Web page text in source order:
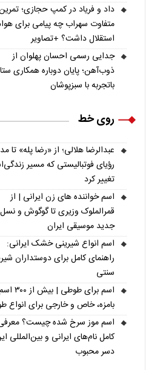
داد و فریاد در کمپ حجازی؛
متفاوت سهراب چه پیامی برای
استقلال داشت؟ +تصاویر
جدایی رسمی احسان پهلوان از
ذوب‌آهن؛ پایان دوباره همکاری
باتجربه با سبزپوشان
روی خط
عبدالرضا هلالی؛ از «رضا پله» تا
رؤیای فوتبالیستی که مسیر
تغییر کرد
اسم خواننده های زن ایرانی | از
قمرالملوک وزیری تا گوگوش و نسل
جدید موسیقی ایران
اسم انواع شیرینی خشک ایرانی:
راهنمای کامل برای دوستداران
سنتی
اسم برای
بامزه، خاص و خارجی برای انواع
اسم موز سرخ شده چیست؟
کامل نام‌های ایرانی و بین‌المللی
دسر محبوب